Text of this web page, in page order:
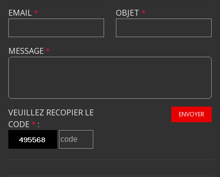
EMAIL* OBJET *
MESSAGE *
VEUILLEZ RECOPIER LE
CODE * :
ENVOYER